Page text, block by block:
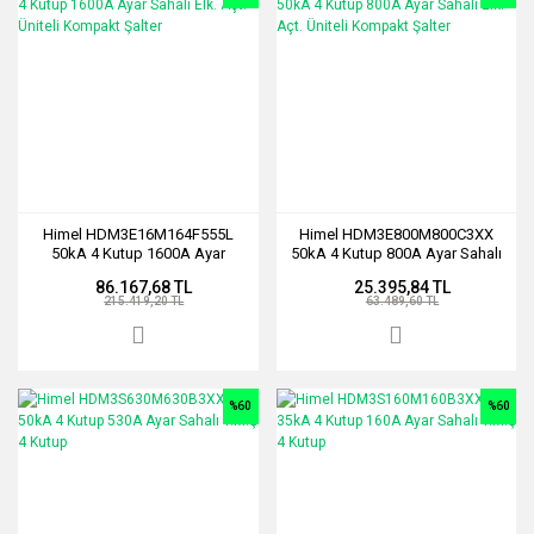
Himel HDM3E16M164F555L
50kA 4 Kutup 1600A Ayar
Şalter
86.167,68 TL
215.419,20 TL
Himel HDM3E800M800C3XX
50kA 4 Kutup 800A Ayar Sahalı
25.395,84 TL
63.489,60 TL
%60 %60